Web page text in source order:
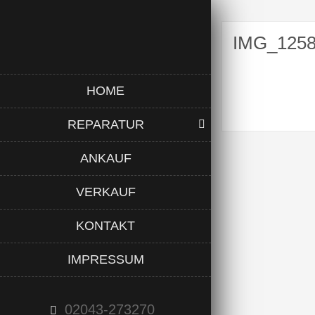
HOME
REPARATUR
ANKAUF
VERKAUF
KONTAKT
IMPRESSUM
02043-273270